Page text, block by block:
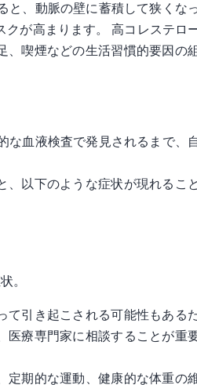
と、動脈の壁に蓄積して狭くな
が高まります。 高コレステロ
喫煙などの生活習慣的要因の組
な血液検査で発見されるまで、
、以下のような症状が現れること
。
て引き起こされる可能性もある
医療専門家に相談することが重
定期的な運動、健康的な体重の